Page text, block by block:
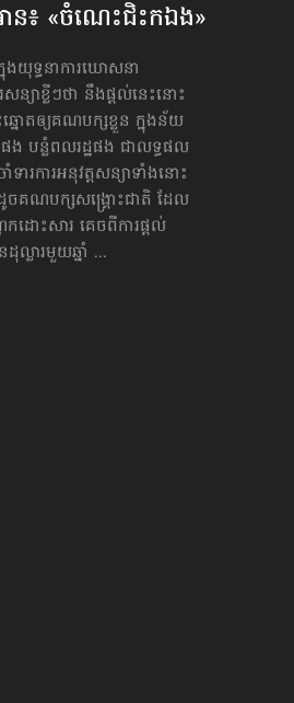
ាន៖ «ចំណេះ​ជិះ​ក​ឯង»
ងយុទ្ធនាការឃោសនា
សន្យាខ្លីៗថា នឹងផ្ដល់នេះនោះ
នោត​ឲ្យ​គណបក្សខ្លួន ក្នុងន័យ
ង បន្លំពលរដ្ឋផង ជាលទ្ធផល
ទារ​ការ​អនុវត្ដសន្យា​ទាំងនោះ​
ចគណបក្សសង្គ្រោះជាតិ ដែល
ដោះ​សារ គេច​ពីការផ្ដល់
ល្លារមួយឆ្នាំ ...